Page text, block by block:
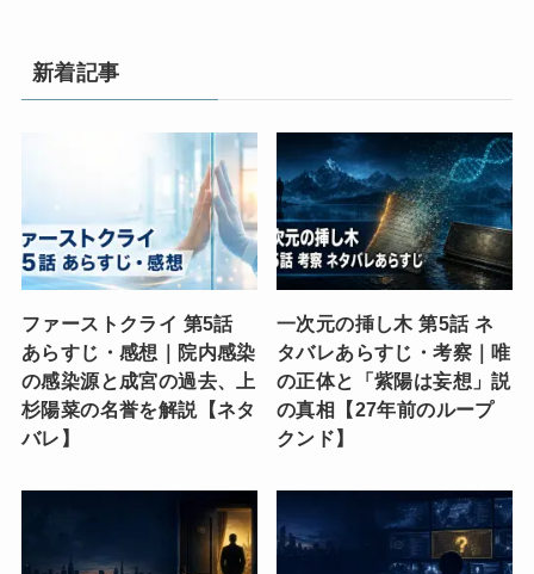
新着記事
ファーストクライ 第5話
あらすじ・感想｜院内感染
の感染源と成宮の過去、上
杉陽菜の名誉を解説【ネタ
バレ】
一次元の挿し木 第5話 ネ
タバレあらすじ・考察｜唯
の正体と「紫陽は妄想」説
の真相【27年前のループ
クンド】